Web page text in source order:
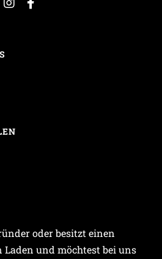
oder besitzt einen
und möchtest bei uns